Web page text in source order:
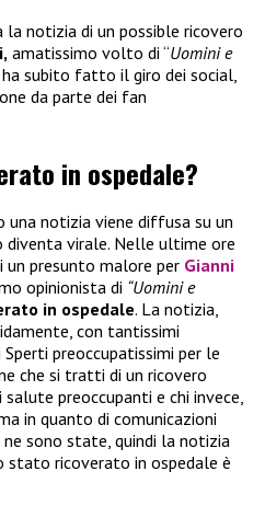
notizia di un possible ricovero
amatissimo volto di “Uomini e
ha subito fatto il giro dei social,
da parte dei fan
in ospedale?
una notizia viene diffusa su un
diventa virale. Nelle ultime ore
presunto malore per Gianni
opinionista di “Uomini e
in ospedale. La notizia,
con tantissimi
preoccupatissimi per le
che si tratti di un ricovero
salute preoccupanti e chi invece,
in quanto di comunicazioni
sono state, quindi la notizia
stato ricoverato in ospedale è